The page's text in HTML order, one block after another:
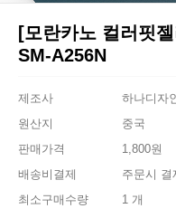
[모란카노 컬러핏
SM-A256N
제조사
하나디자
원산지
중국
판매가격
1,800원
배송비결제
주문시 결
최소구매수량
1 개